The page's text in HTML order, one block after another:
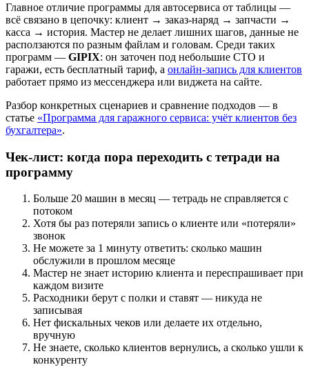
Главное отличие программы для автосервиса от таблицы —
всё связано в цепочку: клиент → заказ-наряд → запчасти →
касса → история. Мастер не делает лишних шагов, данные не
расползаются по разным файлам и головам. Среди таких
программ — GIPIX: он заточен под небольшие СТО и
гаражи, есть бесплатный тариф, а онлайн-запись для клиентов
работает прямо из мессенджера или виджета на сайте.
Разбор конкретных сценариев и сравнение подходов — в
статье «Программа для гаражного сервиса: учёт клиентов без
бухгалтера».
Чек-лист: когда пора переходить с тетради на
программу
Больше 20 машин в месяц — тетрадь не справляется с
потоком
Хотя бы раз потеряли запись о клиенте или «потеряли»
звонок
Не можете за 1 минуту ответить: сколько машин
обслужили в прошлом месяце
Мастер не знает историю клиента и переспрашивает при
каждом визите
Расходники берут с полки и ставят — никуда не
записывая
Нет фискальных чеков или делаете их отдельно,
вручную
Не знаете, сколько клиентов вернулись, а сколько ушли к
конкуренту